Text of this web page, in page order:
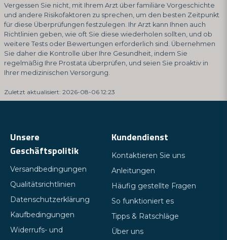
Vergessen Sie nicht, mit Ihrem Arzt über familiäre Vorgeschichte
und andere Risikofaktoren zu sprechen, um den besten Zeitpunkt
für diese Überprüfungen festzulegen. Ihr Arzt kann Ihnen auch
Richtlinien geben, wie oft Sie diese wiederholen sollten, und ob
weitere Tests oder Bewertungen erforderlich sind. Übernehmen
Sie daher die Kontrolle über Ihre Gesundheit, indem Sie
regelmäßig Ihre Prostata überprüfen, und seien Sie proaktiv in
Ihrer medizinischen Versorgung.
Zuletzt aktualisiert: 2026-08-06 12:23
Unsere
Geschäftspolitik
Versandbedingungen
Qualitätsrichtlinien
Datenschutzerklärung
Kaufbedingungen
Widerrufs- und
Kundendienst
Kontaktieren Sie uns
Anleitungen
Häufig gestellte Fragen
So funktioniert es
Tipps & Ratschläge
Über uns